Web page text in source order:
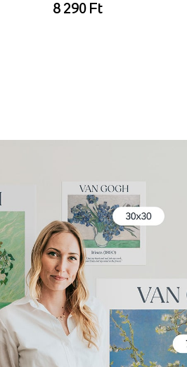
8 290 Ft